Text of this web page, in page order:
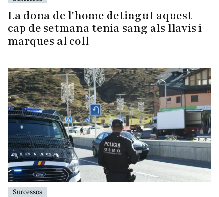
La dona de l'home detingut aquest
cap de setmana tenia sang als llavis i
marques al coll
Successos